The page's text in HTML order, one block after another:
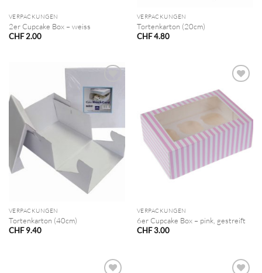
VERPACKUNGEN
2er Cupcake Box – weiss
CHF2.00
VERPACKUNGEN
Tortenkarton (20cm)
CHF4.80
VERPACKUNGEN
Tortenkarton (40cm)
CHF9.40
VERPACKUNGEN
6er Cupcake Box – pink, gestreift
CHF3.00